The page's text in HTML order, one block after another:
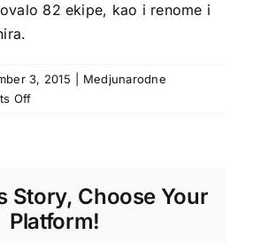
82 ekipe, kao i renome i
3, 2015
Medjunarodne
Offon
svjetskom
prvenstvu
u
Story, Choose Your
Platform!